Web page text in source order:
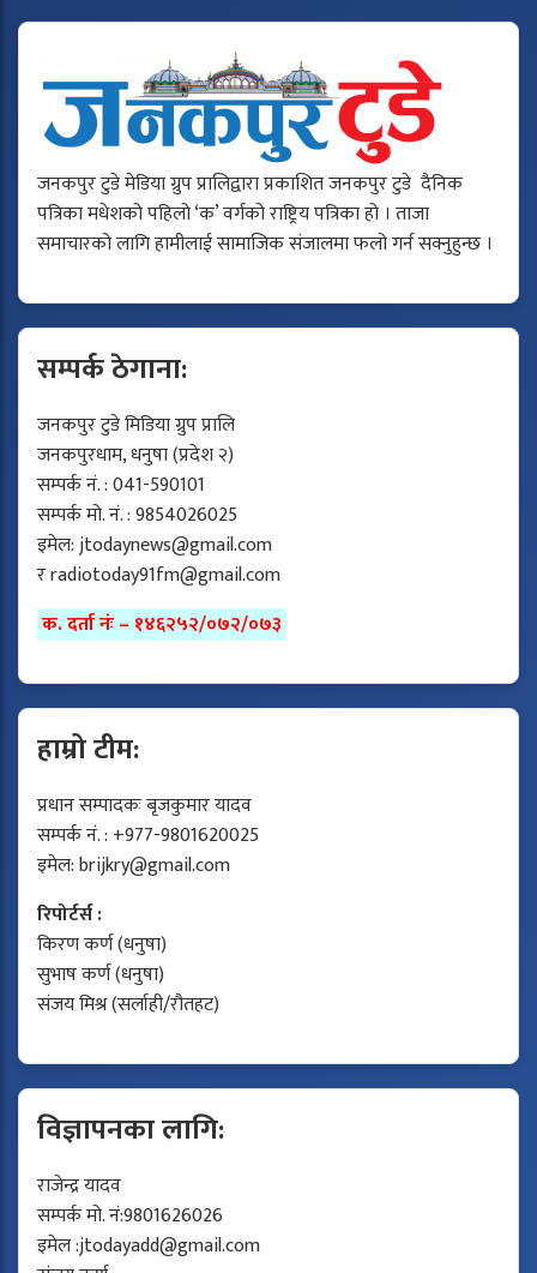
जनकपुर टुडे मेडिया ग्रुप प्रालिद्वारा प्रकाशित जनकपुर टुडे दैनिक
पत्रिका मधेशको पहिलो ‘क’ वर्गको राष्ट्रिय पत्रिका हो । ताजा
समाचारको लागि हामीलाई सामाजिक संजालमा फलो गर्न सक्नुहुन्छ ।
सम्पर्क ठेगाना:
जनकपुर टुडे मिडिया ग्रुप प्रालि
जनकपुरधाम, धनुषा (प्रदेश २)
सम्पर्क नं. : 041-590101
सम्पर्क मो. नं. : 9854026025
इमेल:jtodaynews@gmail.com
रradiotoday91fm@gmail.com
क. दर्ता नंः – १४६२५२/०७२/०७३
हाम्रो टीम:
प्रधान सम्पादकः बृजकुमार यादव
सम्पर्क नं. : +977-9801620025
इमेल:brijkry@gmail.com
रिपोर्टर्स :
किरण कर्ण (धनुषा)
सुभाष कर्ण (धनुषा)
संजय मिश्र (सर्लाही/रौतहट)
विज्ञापनका लागि:
राजेन्द्र यादव
सम्पर्क मो. नं:9801626026
इमेल :jtodayadd@gmail.com